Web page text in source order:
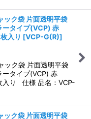
ック袋 片面透明平袋
ータイプ(VCP) 赤
入り [VCP-G(R)]
ック袋 片面透明平袋
ータイプ(VCP) 赤
入り 仕様 品名：VCP-
ック袋 片面透明平袋